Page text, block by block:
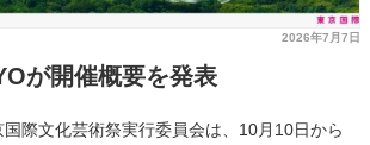
2026年7月7日
が開催概要を発表
際文化芸術祭実行委員会は、10月10日から